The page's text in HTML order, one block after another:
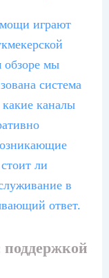
играют
обзоре мы
система
каналы
ли
в
ответ.